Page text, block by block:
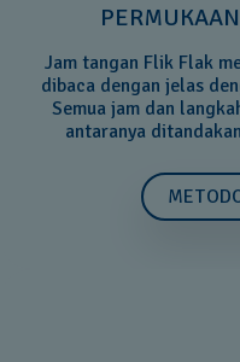
Jam tangan Flik Flak
dibaca dengan jelas
Semua jam dan
antaranya